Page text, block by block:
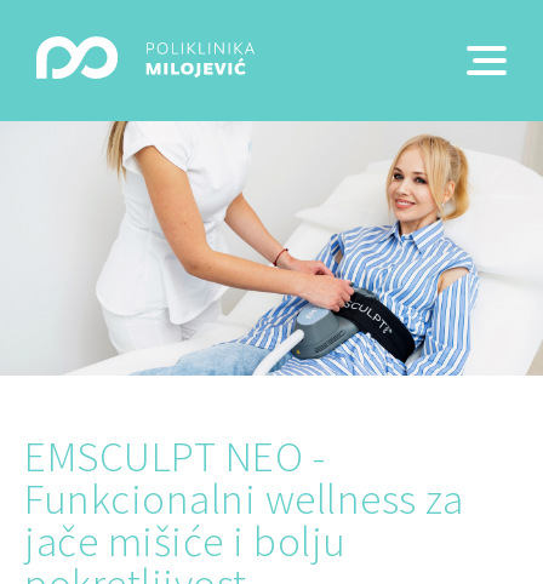
EMSCULPT NEO -
Funkcionalni wellness za
jače mišiće i bolju